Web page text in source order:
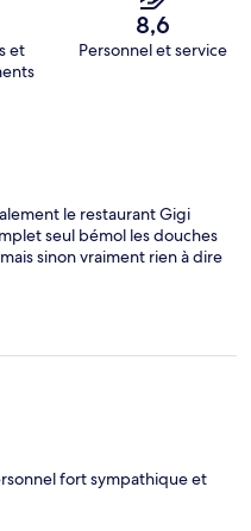
et
8,6
Personnel et service
le restaurant Gigi
seul bémol les douches
sinon vraiment rien à dire
fort sympathique et